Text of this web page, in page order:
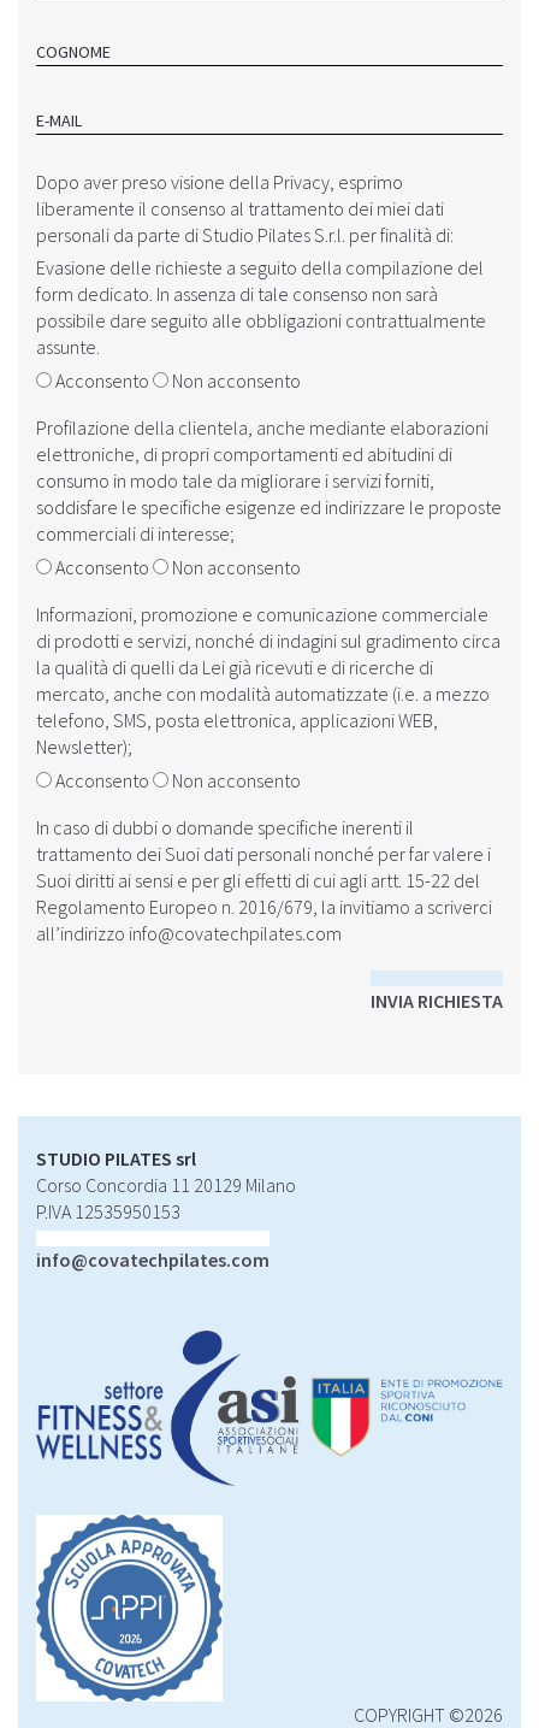
COGNOME
E-MAIL
Dopo aver preso visione della ‎‎ Privacy, esprimo
liberamente il consenso al trattamento dei miei dati
personali da parte di Studio Pilates S.r.l. per finalità di:
Evasione delle richieste a seguito della compilazione del
form dedicato. In assenza di tale consenso non sarà
possibile dare seguito alle obbligazioni contrattualmente
assunte.
Acconsento
Non acconsento
Profilazione della clientela, anche mediante elaborazioni
elettroniche, di propri comportamenti ed abitudini di
consumo in modo tale da migliorare i servizi forniti,
soddisfare le specifiche esigenze ed indirizzare le proposte
commerciali di interesse;
Acconsento
Non acconsento
Informazioni, promozione e comunicazione commerciale
di prodotti e servizi, nonché di indagini sul gradimento circa
la qualità di quelli da Lei già ricevuti e di ricerche di
mercato, anche con modalità automatizzate (i.e. a mezzo
telefono, SMS, posta elettronica, applicazioni WEB,
Newsletter);
Acconsento
Non acconsento
In caso di dubbi o domande specifiche inerenti il
trattamento dei Suoi dati personali nonché per far valere i
Suoi diritti ai sensi e per gli effetti di cui agli artt. 15-22 del
Regolamento Europeo n. 2016/679, la invitiamo a scriverci
all’indirizzo info@covatechpilates.com
INVIA RICHIESTA
STUDIO PILATES srl
Corso Concordia 11 20129 Milano
P.IVA 12535950153
info@covatechpilates.com
COPYRIGHT ©2026